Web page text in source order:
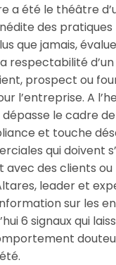
a été le théâtre
des pratiques
que jamais,
respectabilité d’un
prospect ou
l’entreprise. A
dépasse le cadre
et touche
qui doivent
avec des clients
leader et
sur les
6 signaux qui